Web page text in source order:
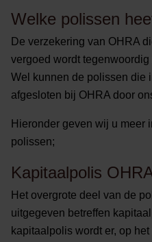
Welke polissen
De verzekering van OHRA
vergoed wordt
Wel kunnen de polissen die
afgesloten bij OHRA door
Hieronder geven wij u meer
polissen;
Kapitaalpolis
Het overgrote deel van de
uitgegeven betreffen
kapitaalpolis wordt er, op